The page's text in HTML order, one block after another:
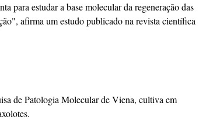
para estudar a base molecular da regeneração das
afirma um estudo publicado na revista científica
de Patologia Molecular de Viena, cultiva em